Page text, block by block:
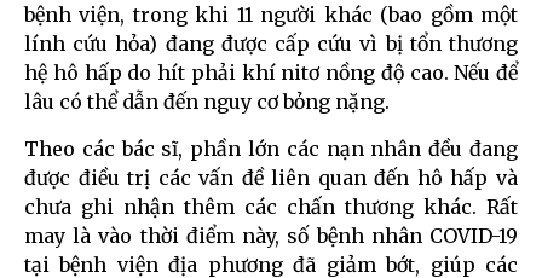
bệnh viện, trong khi 11 người khác (bao gồm một
lính cứu hỏa) đang được cấp cứu vì bị tổn thương
hệ hô hấp do hít phải khí nitơ nồng độ cao. Nếu để
lâu có thể dẫn đến nguy cơ bỏng nặng.
Theo các bác sĩ, phần lớn các nạn nhân đều đang
được điều trị các vấn đề liên quan đến hô hấp và
chưa ghi nhận thêm các chấn thương khác. Rất
may là vào thời điểm này, số bệnh nhân COVID-19
tại bệnh viện địa phương đã giảm bớt, giúp các